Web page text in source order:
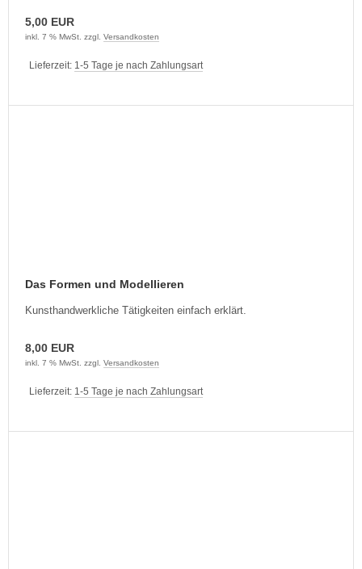
5,00 EUR
inkl. 7 % MwSt. zzgl. Versandkosten
Lieferzeit: 1-5 Tage je nach Zahlungsart
Das Formen und Modellieren
Kunsthandwerkliche Tätigkeiten einfach erklärt.
8,00 EUR
inkl. 7 % MwSt. zzgl. Versandkosten
Lieferzeit: 1-5 Tage je nach Zahlungsart